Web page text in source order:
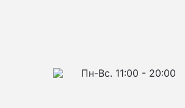
Пн-Вс. 11:00 - 20:00